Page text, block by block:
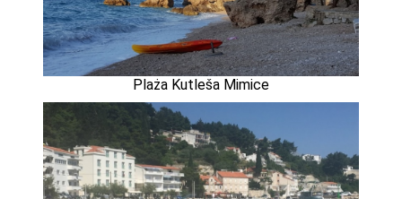
Plaża Kutleša Mimice